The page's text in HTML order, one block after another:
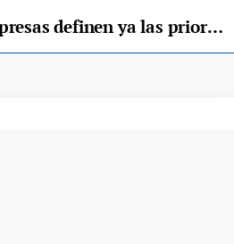
Ayuntamiento y empresas definen ya las prioridades del plan "Llanera On"